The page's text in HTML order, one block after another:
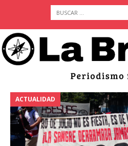
ACTUALIDAD